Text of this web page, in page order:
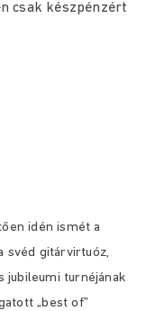
csak készpénzért
idén ismét a
svéd gitárvirtuóz,
jubileumi turnéjának
„best of”